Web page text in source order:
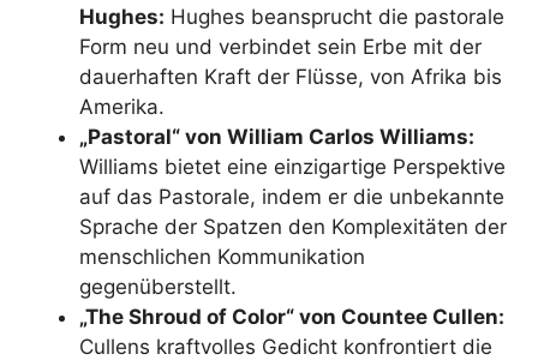
Hughes: Hughes beansprucht die pastorale
Form neu und verbindet sein Erbe mit der
dauerhaften Kraft der Flüsse, von Afrika bis
Amerika.
„Pastoral“ von William Carlos Williams:
Williams bietet eine einzigartige Perspektive
auf das Pastorale, indem er die unbekannte
Sprache der Spatzen den Komplexitäten der
menschlichen Kommunikation
gegenüberstellt.
„The Shroud of Color“ von Countee Cullen:
Cullens kraftvolles Gedicht konfrontiert die